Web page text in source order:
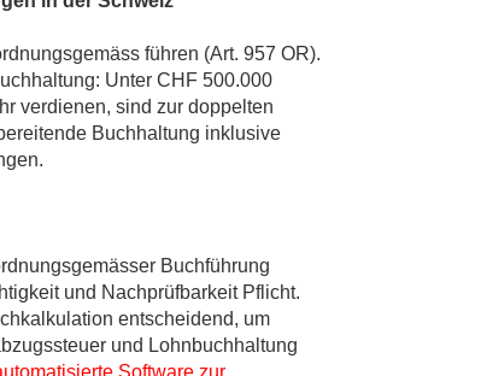
führen (Art. 957 OR).
Unter CHF 500.000
verdienen, sind zur doppelten
Buchhaltung inklusive
Buchführung
und Nachprüfbarkeit Pflicht.
entscheidend, um
und Lohnbuchhaltung
Software zur